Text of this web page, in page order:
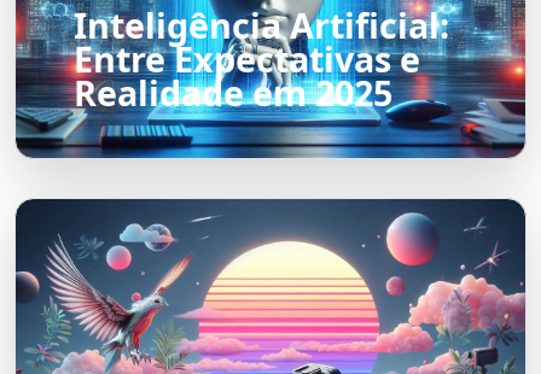
Inteligência Artificial:
Entre Expectativas e
Realidade em 2025